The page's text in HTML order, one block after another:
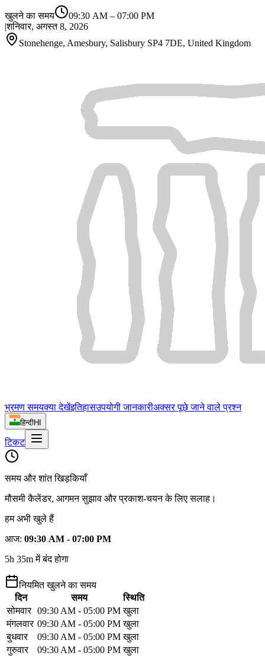
खुलने का समय 09:30 AM – 07:00 PM
|शनिवार, अगस्त 8, 2026
Stonehenge, Amesbury, Salisbury SP4 7DE, United Kingdom
भ्रमण समयक्या देखेंइतिहासउपयोगी जानकारीअक्सर पूछे जाने वाले प्रश्न
हिन्दीHI
टिकट
समय और शांत खिड़कियाँ
मौसमी कैलेंडर, आगमन सुझाव और प्रकाश‑चयन के लिए सलाह।
हम अभी खुले हैं
आज: 09:30 AM - 07:00 PM
5h 35m में बंद होगा
नियमित खुलने का समय
दिन
समय
स्थिति
सोमवार 09:30 AM - 05:00 PM खुला
मंगलवार 09:30 AM - 05:00 PM खुला
बुधवार
09:30 AM - 05:00 PM खुला
गुरुवार
09:30 AM - 05:00 PM खुला